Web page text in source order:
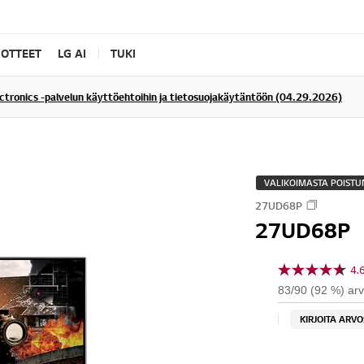
LG AI TUKI
-palvelun käyttöehtoihin ja tietosuojakäytäntöön (04.29.2026)
VALIKOIMASTA
27UD68P
27UD68P
4
.
6
/
5
4.6
83/90 (92 %)
KIRJOITA